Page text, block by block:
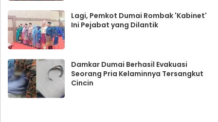
Lagi, Pemkot Dumai Rombak 'Kabinet'
Ini Pejabat yang Dilantik
Damkar Dumai Berhasil Evakuasi
Seorang Pria Kelaminnya Tersangkut
Cincin